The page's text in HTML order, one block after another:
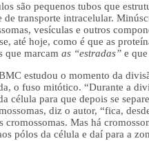
são pequenos tubos que
transporte intracelular.
vesículas e outros
até hoje, como é que as
que marcam as “estradas” e
estudou o momento da
o fuso mitótico. “Durante a
célula para que depois se
diz o autor, “fica,
cromossomas. Mas há
pólos da célula e daí para a